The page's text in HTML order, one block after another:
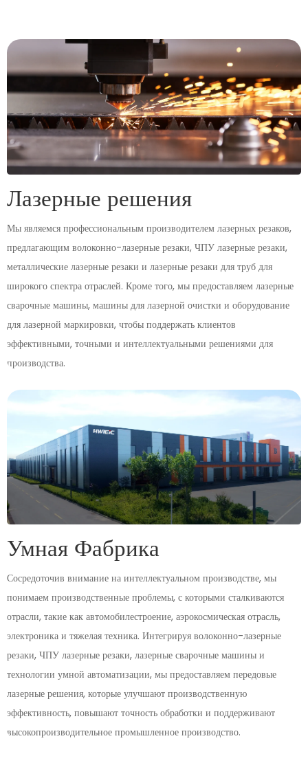
Лазерные решения
Мы являемся профессиональным производителем лазерных резаков,
предлагающим волоконно-лазерные резаки, ЧПУ лазерные резаки,
металлические лазерные резаки и лазерные резаки для труб для
широкого спектра отраслей. Кроме того, мы предоставляем лазерные
сварочные машины, машины для лазерной очистки и оборудование
для лазерной маркировки, чтобы поддержать клиентов
эффективными, точными и интеллектуальными решениями для
производства.
Умная Фабрика
Сосредоточив внимание на интеллектуальном производстве, мы
понимаем производственные проблемы, с которыми сталкиваются
отрасли, такие как автомобилестроение, аэрокосмическая отрасль,
электроника и тяжелая техника. Интегрируя волоконно-лазерные
резаки, ЧПУ лазерные резаки, лазерные сварочные машины и
технологии умной автоматизации, мы предоставляем передовые
лазерные решения, которые улучшают производственную
эффективность, повышают точность обработки и поддерживают
высокопроизводительное промышленное производство.